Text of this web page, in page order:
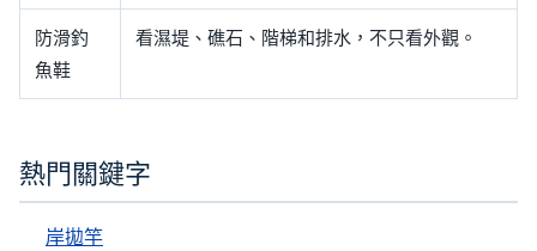
防滑釣
魚鞋
看濕堤、礁石、階梯和排水，不只看外觀。
熱門關鍵字
岸拋竿